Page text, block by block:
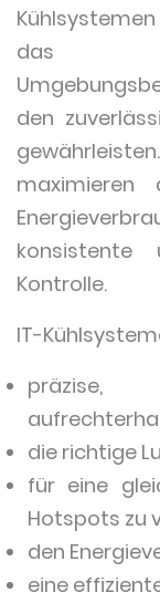
das
den
maximieren
konsistente
Kontrolle.
IT-
präzise,
die richtige
für eine
Hotspots zu
den
eine